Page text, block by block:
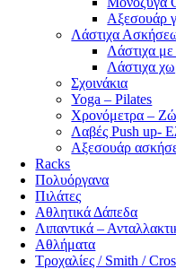
Αξεσουάρ
Λάστιχα
Λάστιχα με
Λάστιχα
Σχοινάκια
Yoga – Pilates
Χρονόμετρα –
Λαβές Push up-
Αξεσουάρ
Racks
Πολυόργανα
Πιλάτες
Αθλητικά Δάπεδα
Λιπαντικά –
Αθλήματα
Τροχαλίες / Smith /